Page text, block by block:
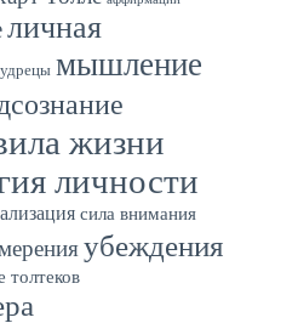
личная
мышление
жизни
личности
сила внимания
убеждения
толтеков